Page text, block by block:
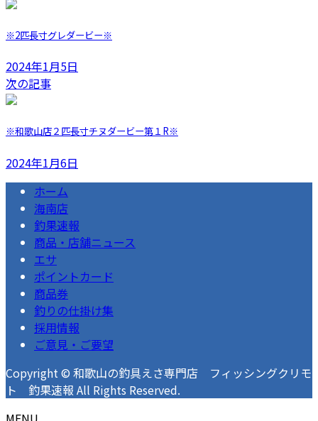
※2匹長寸グレダービー※
2024年1月5日
次の記事
※和歌山店２匹長寸チヌダービー第１R※
2024年1月6日
ホーム
海南店
釣果速報
商品・店舗ニュース
エサ
ポイントカード
商品券
釣りの仕掛け集
採用情報
ご意見・ご要望
Copyright © 和歌山の釣具えさ専門店 フィッシングクリモ
ト 釣果速報 All Rights Reserved.